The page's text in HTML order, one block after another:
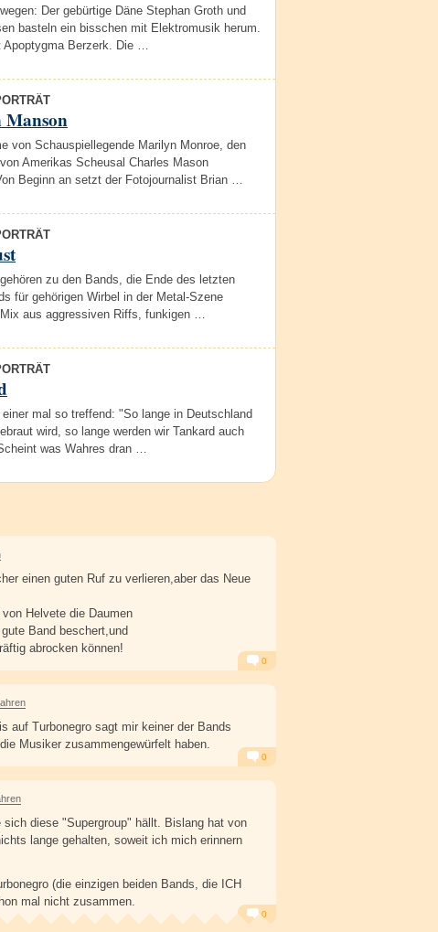
Der gebürtige Däne Stephan Groth und
basteln ein bisschen mit Elektromusik herum.
Berzerk. Die …
von Schauspiellegende Marilyn Monroe, den
Amerikas Scheusal Charles Mason
Beginn an setzt der Fotojournalist Brian …
zu den Bands, die Ende des letzten
für gehörigen Wirbel in der Metal-Szene
aus aggressiven Riffs, funkigen …
mal so treffend: "So lange in Deutschland
wird, so lange werden wir Tankard auch
was Wahres dran …
einen guten Ruf zu verlieren,aber das Neue
Helvete die Daumen
Band beschert,und
abrocken können!
Alarm Antworten
0
auf Turbonegro sagt mir keiner der Bands
Musiker zusammengewürfelt haben.
Alarm Antworten
0
sich diese "Supergroup" hällt. Bislang hat von
lange gehalten, soweit ich mich erinnern
(die einzigen beiden Bands, die ICH
mal nicht zusammen.
0